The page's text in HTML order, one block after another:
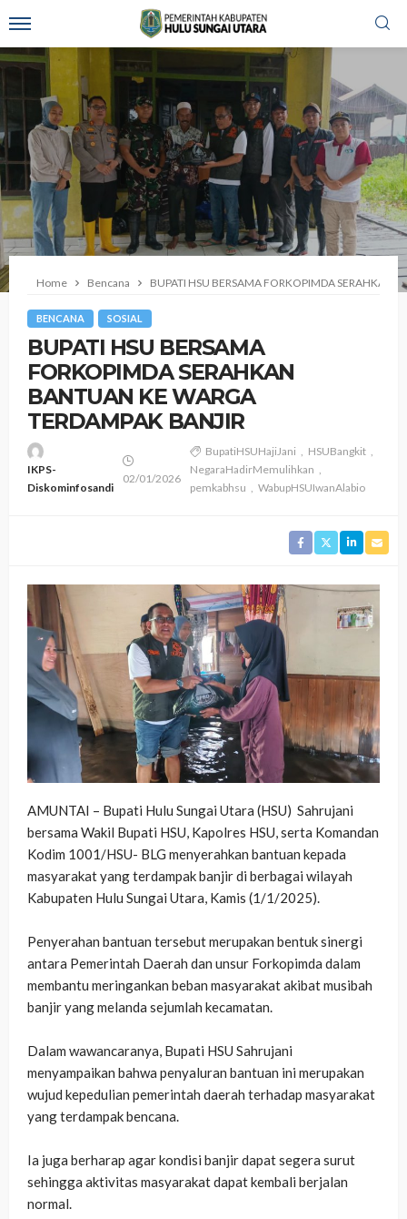
Home Bencana BUPATI HSU BERSAMA FORKOPIMDA SERAHKAN
BENCANA SOSIAL
BUPATI HSU BERSAMA
FORKOPIMDA SERAHKAN
BANTUAN KE WARGA
TERDAMPAK BANJIR
IKPS-
Diskominfosandi
02/01/2026
BupatiHSUHajiJani
HSUBangkit
NegaraHadirMemulihkan
pemkabhsu
WabupHSUIwanAlabio
AMUNTAI – Bupati Hulu Sungai Utara (HSU) Sahrujani
bersama Wakil Bupati HSU, Kapolres HSU, serta Komandan
Kodim 1001/HSU- BLG menyerahkan bantuan kepada
masyarakat yang terdampak banjir di berbagai wilayah
Kabupaten Hulu Sungai Utara, Kamis (1/1/2025).
‎Penyerahan bantuan tersebut merupakan bentuk sinergi
antara Pemerintah Daerah dan unsur Forkopimda dalam
membantu meringankan beban masyarakat akibat musibah
banjir yang melanda sejumlah kecamatan.
‎Dalam wawancaranya, Bupati HSU Sahrujani
menyampaikan bahwa penyaluran bantuan ini merupakan
wujud kepedulian pemerintah daerah terhadap masyarakat
yang terdampak bencana.
Ia juga berharap agar kondisi banjir dapat segera surut
sehingga aktivitas masyarakat dapat kembali berjalan
normal.